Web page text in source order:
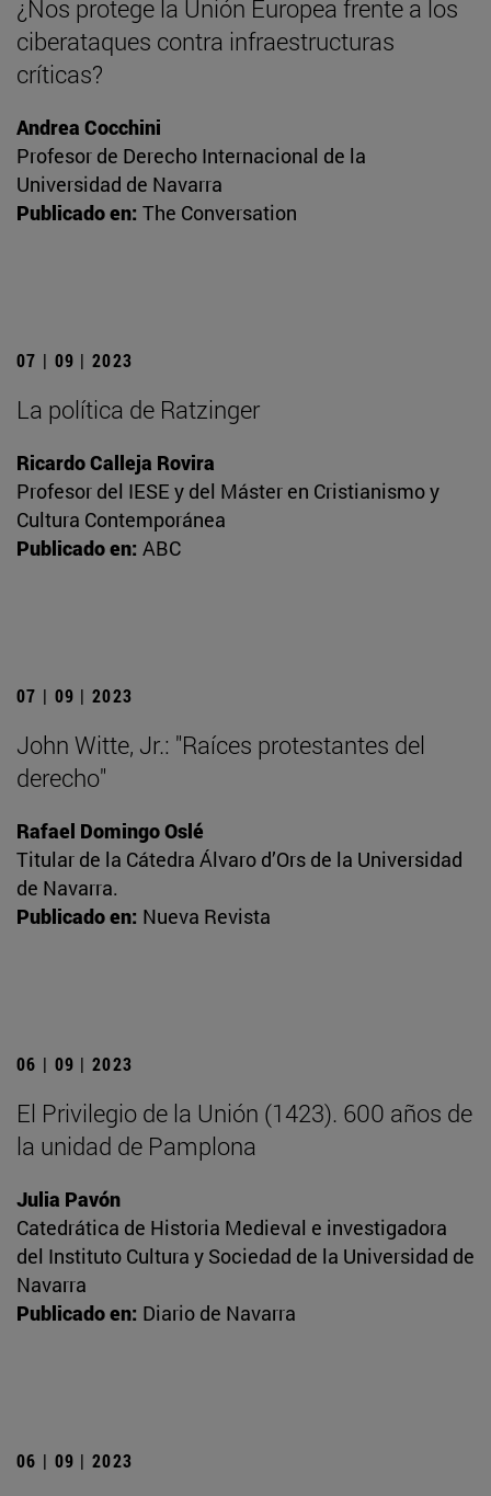
¿Nos protege la Unión Europea frente a los
ciberataques contra infraestructuras
críticas?
Andrea Cocchini
Profesor de Derecho Internacional de la
Universidad de Navarra
Publicado en: The Conversation
07 | 09 | 2023
La política de Ratzinger
Ricardo Calleja Rovira
Profesor del IESE y del Máster en Cristianismo y
Cultura Contemporánea
Publicado en: ABC
07 | 09 | 2023
John Witte, Jr.: "Raíces protestantes del
derecho"
Rafael Domingo Oslé
Titular de la Cátedra Álvaro d’Ors de la Universidad
de Navarra.
Publicado en: Nueva Revista
06 | 09 | 2023
El Privilegio de la Unión (1423). 600 años de
la unidad de Pamplona
Julia Pavón
Catedrática de Historia Medieval e investigadora
del Instituto Cultura y Sociedad de la Universidad de
Navarra
Publicado en: Diario de Navarra
06 | 09 | 2023